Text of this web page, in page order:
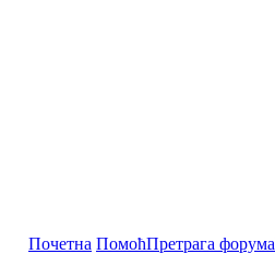
Почетна ПомоћПретрага форума